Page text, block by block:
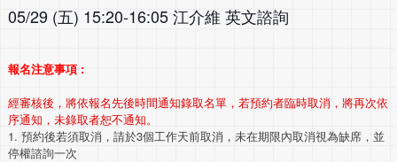
05/29 (五) 15:20-16:05 江介維 英文諮詢
報名注意事項 :
經審核後，將依報名先後時間通知錄取名單，若預約者臨時取消，將再次依
序通知，未錄取者恕不通知。
1. 預約後若須取消，請於3個工作天前取消，未在期限內取消視為缺席，並
停權諮詢一次